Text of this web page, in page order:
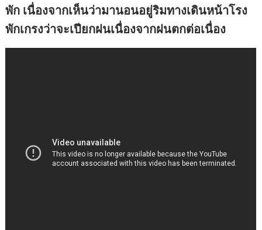
พัก เนื่องจากเห็นว่ามานอนอยู่ริมทางเดินหน้าโรง
พักเกรงว่าจะเปียกฝนเนื่องจากฝนตกต่อเนื่อง